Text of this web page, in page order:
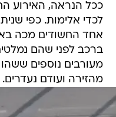
אחד החשודים מכה
ברכב לפני שהם
מעורבים נוספים
מהזירה ועודם נעדרים.